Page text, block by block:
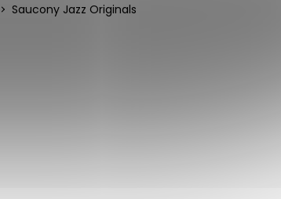
Saucony Jazz Originals